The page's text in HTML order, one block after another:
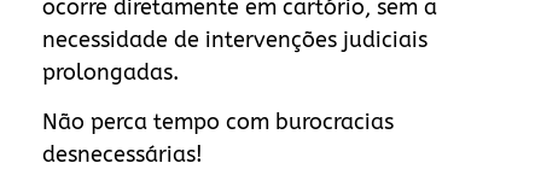
ocorre diretamente em cartório, sem a
necessidade de intervenções judiciais
prolongadas.
Não perca tempo com burocracias
desnecessárias!